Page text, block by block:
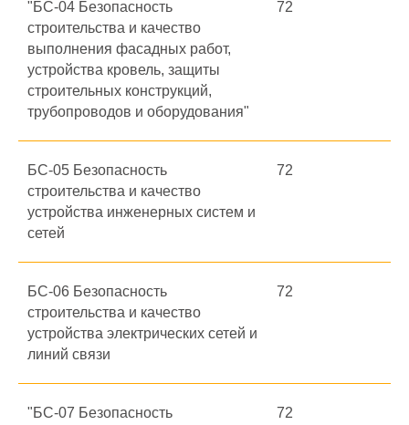
"БС-04 Безопасность
строительства и качество
выполнения фасадных работ,
устройства кровель, защиты
строительных конструкций,
трубопроводов и оборудования"
72
БС-05 Безопасность
строительства и качество
устройства инженерных систем и
сетей
72
БС-06 Безопасность
строительства и качество
устройства электрических сетей и
линий связи
72
"БС-07 Безопасность
72